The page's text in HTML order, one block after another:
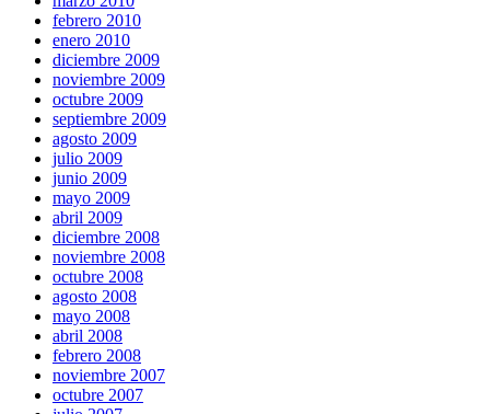
febrero 2010
enero 2010
diciembre 2009
noviembre 2009
octubre 2009
septiembre 2009
agosto 2009
julio 2009
junio 2009
mayo 2009
abril 2009
diciembre 2008
noviembre 2008
octubre 2008
agosto 2008
mayo 2008
abril 2008
febrero 2008
noviembre 2007
octubre 2007